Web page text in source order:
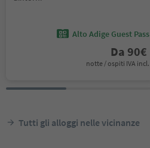
Alto Adige Guest Pass
Da 90€
notte / ospiti IVA incl.
Tutti gli alloggi nelle vicinanze